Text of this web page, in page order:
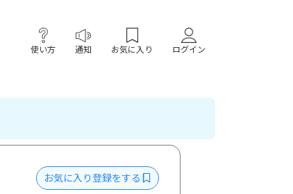
使い方 通知 お気に入り ログイン
お気に入り登録をする